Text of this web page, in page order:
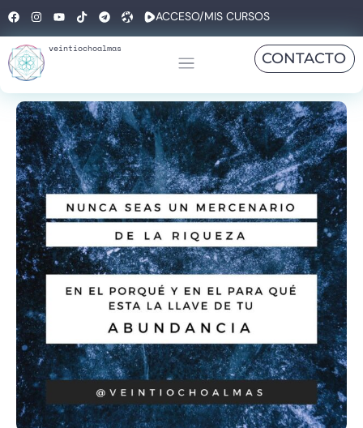
ACCESO/MIS CURSOS
veintiochoalmas
CONTACTO